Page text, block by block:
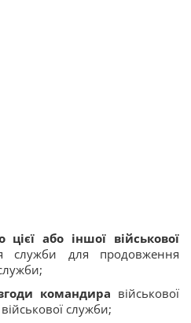
цієї або іншої військової
служби для продовження
командира військової
служби;